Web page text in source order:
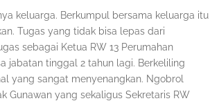
keluarga. Berkumpul bersama keluarga itu
Tugas yang tidak bisa lepas dari
sebagai Ketua RW 13 Perumahan
jabatan tinggal 2 tahun lagi. Berkeliling
yang sangat menyenangkan. Ngobrol
Gunawan yang sekaligus Sekretaris RW